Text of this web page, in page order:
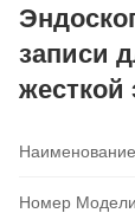
записи
жесткой
Номер